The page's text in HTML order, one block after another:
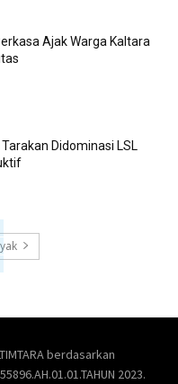
Ajak Warga Kaltara
Didominasi LSL
berdasarkan
2023.